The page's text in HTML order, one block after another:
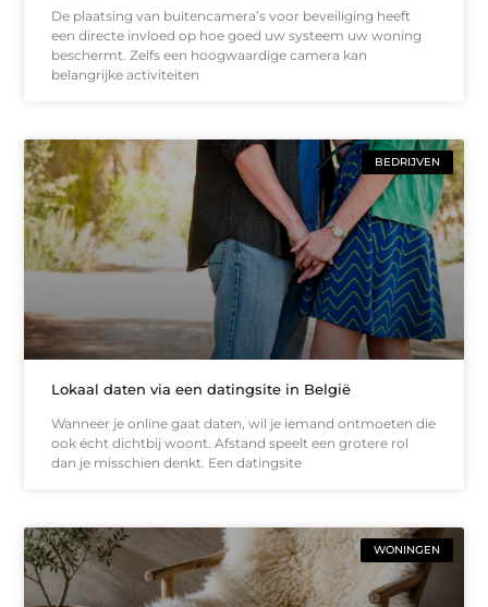
De plaatsing van buitencamera’s voor beveiliging heeft
een directe invloed op hoe goed uw systeem uw woning
beschermt. Zelfs een hoogwaardige camera kan
belangrijke activiteiten
BEDRIJVEN
Lokaal daten via een datingsite in België
Wanneer je online gaat daten, wil je iemand ontmoeten die
ook écht dichtbij woont. Afstand speelt een grotere rol
dan je misschien denkt. Een datingsite
WONINGEN